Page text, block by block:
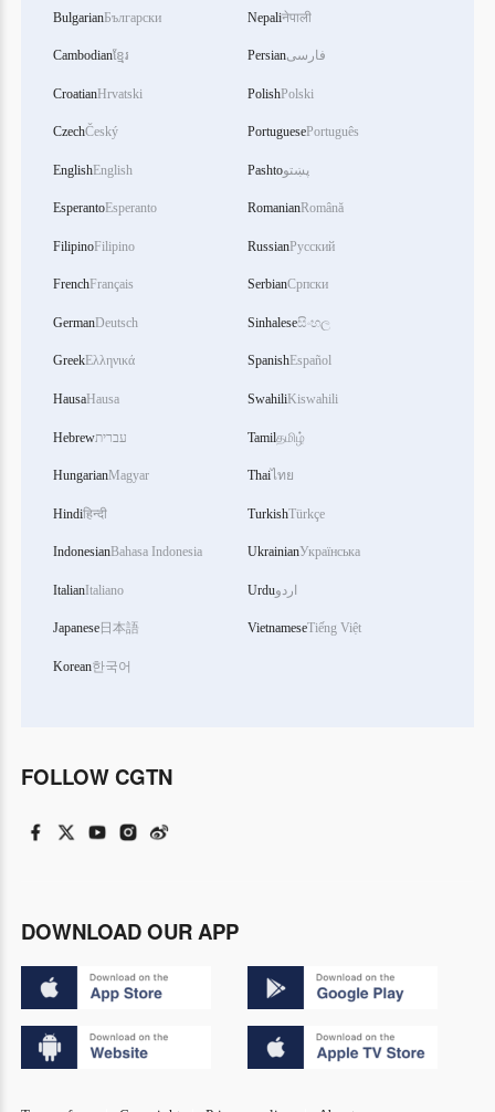
BulgarianБългарски
Cambodianខ្មែរ
CroatianHrvatski
CzechČeský
EnglishEnglish
EsperantoEsperanto
FilipinoFilipino
FrenchFrançais
GermanDeutsch
GreekΕλληνικά
HausaHausa
Hebrewעברית
HungarianMagyar
Hindiहिन्दी
IndonesianBahasa Indonesia
ItalianItaliano
Japanese日本語
Korean한국어
Nepaliनेपाली
Persianفارسی
PolishPolski
PortuguesePortuguês
Pashtoپښتو
RomanianRomână
RussianРусский
SerbianСрпски
Sinhaleseසිංහල
SpanishEspañol
SwahiliKiswahili
Tamilதமிழ்
Thaiไทย
TurkishTürkçe
UkrainianУкраїнська
Urduاردو
VietnameseTiếng Việt
FOLLOW CGTN
DOWNLOAD OUR APP